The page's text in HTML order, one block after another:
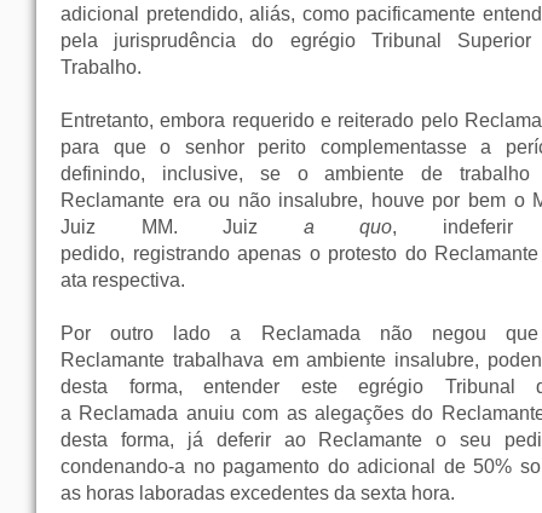
adicional pretendido, aliás, como pacificamente
pela jurisprudência do egrégio Tribunal Superior
Trabalho.
Entretanto, embora requerido e reiterado pelo
para que o senhor perito complementasse a
definindo, inclusive, se o ambiente de trabalho
Reclamante era ou não insalubre, houve por bem o
Juiz MM. Juiz a quo,
pedido, registrando apenas o protesto do
ata respectiva.
Por outro lado a Reclamada não negou
Reclamante trabalhava em ambiente insalubre,
desta forma, entender este egrégio Tribunal
a Reclamada anuiu com as alegações do
desta forma, já deferir ao Reclamante o seu
condenando-a no pagamento do adicional de 50%
as horas laboradas excedentes da sexta hora.